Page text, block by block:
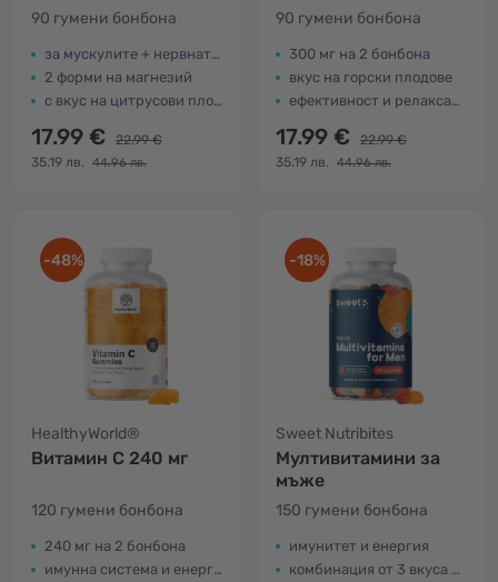
90 гумени бонбонa
за мускулите + нервната система
2 форми на магнезий
с вкус на цитрусови плодове
17.99 €
22.99 €
35.19 лв.
44.96 лв.
90 гумени бонбона
300 мг на 2 бонбона
вкус на горски плодове
ефективност и релаксация
17.99 €
22.99 €
35.19 лв.
44.96 лв.
-48%
HealthyWorld®
Витамин C 240 мг
120 гумени бонбона
240 мг на 2 бонбона
имунна система и енергия
-18%
Sweet Nutribites
Мултивитамини за
мъже
150 гумени бонбона
имунитет и енергия
комбинация от 3 вкуса бонбони